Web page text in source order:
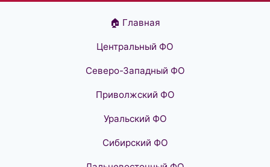
🏠 Главная
Центральный ФО
Северо-Западный ФО
Приволжский ФО
Уральский ФО
Сибирский ФО